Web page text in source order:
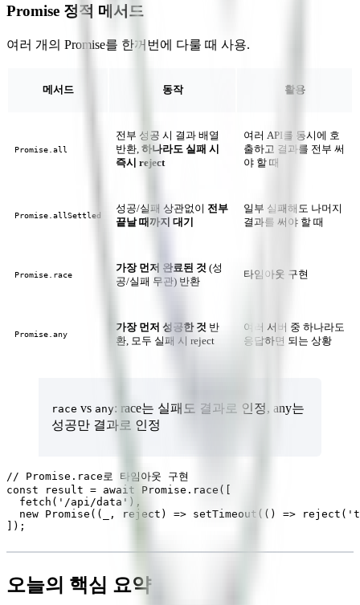
Promise 정적 메서드
여러 개의 Promise를 한꺼번에 다룰 때 사용.
메서드 동작 활용
Promise.all
전부 성공 시 결과 배열
반환, 하나라도 실패 시
즉시 reject
여러 API를 동시에 호
출하고 결과를 전부 써
야 할 때
Promise.allSettled
성공/실패 상관없이 전부
끝날 때까지 대기
일부 실패해도 나머지
결과를 써야 할 때
Promise.race
가장 먼저 완료된 것 (성
공/실패 무관) 반환
타임아웃 구현
Promise.any
가장 먼저 성공한 것 반
환, 모두 실패 시 reject
여러 서버 중 하나라도
응답하면 되는 상황
race vs any: race는 실패도 결과로 인정, any는
성공만 결과로 인정
// Promise.race로 타임아웃 구현
const result = await Promise.race([
  fetch('/api/data'),
new Promise((_, reject) => setTimeout(() =>
오늘의 핵심 요약